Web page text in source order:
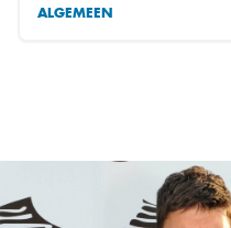
ALGEMEEN